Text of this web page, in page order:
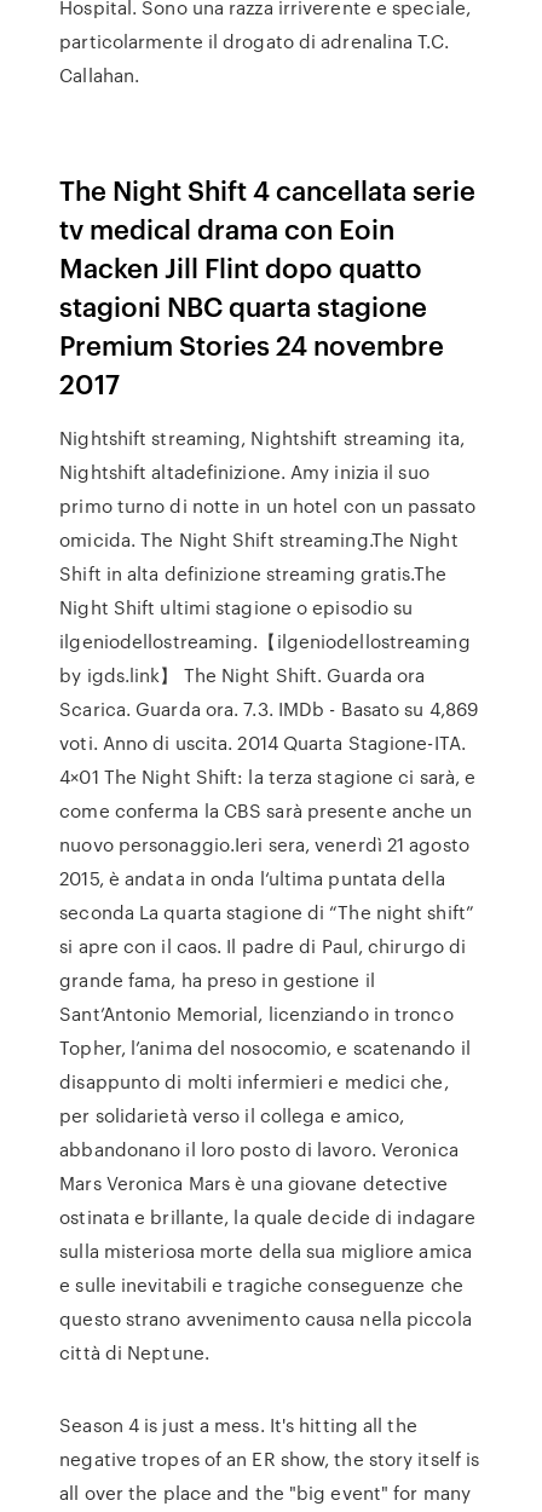
Hospital. Sono una razza irriverente e speciale,
particolarmente il drogato di adrenalina T.C.
Callahan.
The Night Shift 4 cancellata serie
tv medical drama con Eoin
Macken Jill Flint dopo quatto
stagioni NBC quarta stagione
Premium Stories 24 novembre
2017
Nightshift streaming, Nightshift streaming ita,
Nightshift altadefinizione. Amy inizia il suo
primo turno di notte in un hotel con un passato
omicida. The Night Shift streaming.The Night
Shift in alta definizione streaming gratis.The
Night Shift ultimi stagione o episodio su
ilgeniodellostreaming.【ilgeniodellostreaming
by igds.link】 The Night Shift. Guarda ora
Scarica. Guarda ora. 7.3. IMDb - Basato su 4,869
voti. Anno di uscita. 2014 Quarta Stagione-ITA.
4×01 The Night Shift: la terza stagione ci sarà, e
come conferma la CBS sarà presente anche un
nuovo personaggio.Ieri sera, venerdì 21 agosto
2015, è andata in onda l‘ultima puntata della
seconda La quarta stagione di “The night shift”
si apre con il caos. Il padre di Paul, chirurgo di
grande fama, ha preso in gestione il
Sant’Antonio Memorial, licenziando in tronco
Topher, l’anima del nosocomio, e scatenando il
disappunto di molti infermieri e medici che,
per solidarietà verso il collega e amico,
abbandonano il loro posto di lavoro. Veronica
Mars Veronica Mars è una giovane detective
ostinata e brillante, la quale decide di indagare
sulla misteriosa morte della sua migliore amica
e sulle inevitabili e tragiche conseguenze che
questo strano avvenimento causa nella piccola
città di Neptune.
Season 4 is just a mess. It's hitting all the
negative tropes of an ER show, the story itself is
all over the place and the "big event" for many